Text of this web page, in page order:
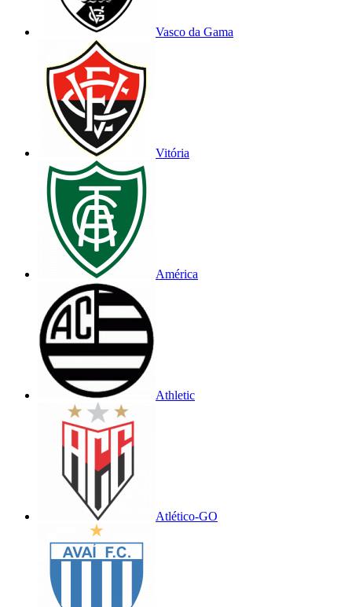
Vasco da Gama
Vitória
América
Athletic
Atlético-GO